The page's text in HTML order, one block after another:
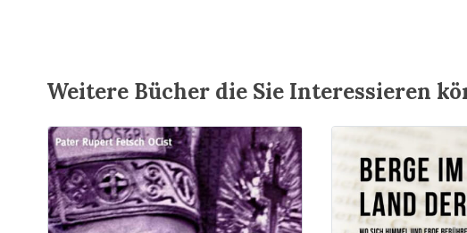
Weitere Bücher die Sie Interessieren